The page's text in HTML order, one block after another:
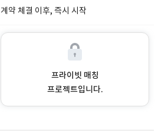
계약 체결 이후, 즉시 시작
프라이빗 매칭
프로젝트입니다.